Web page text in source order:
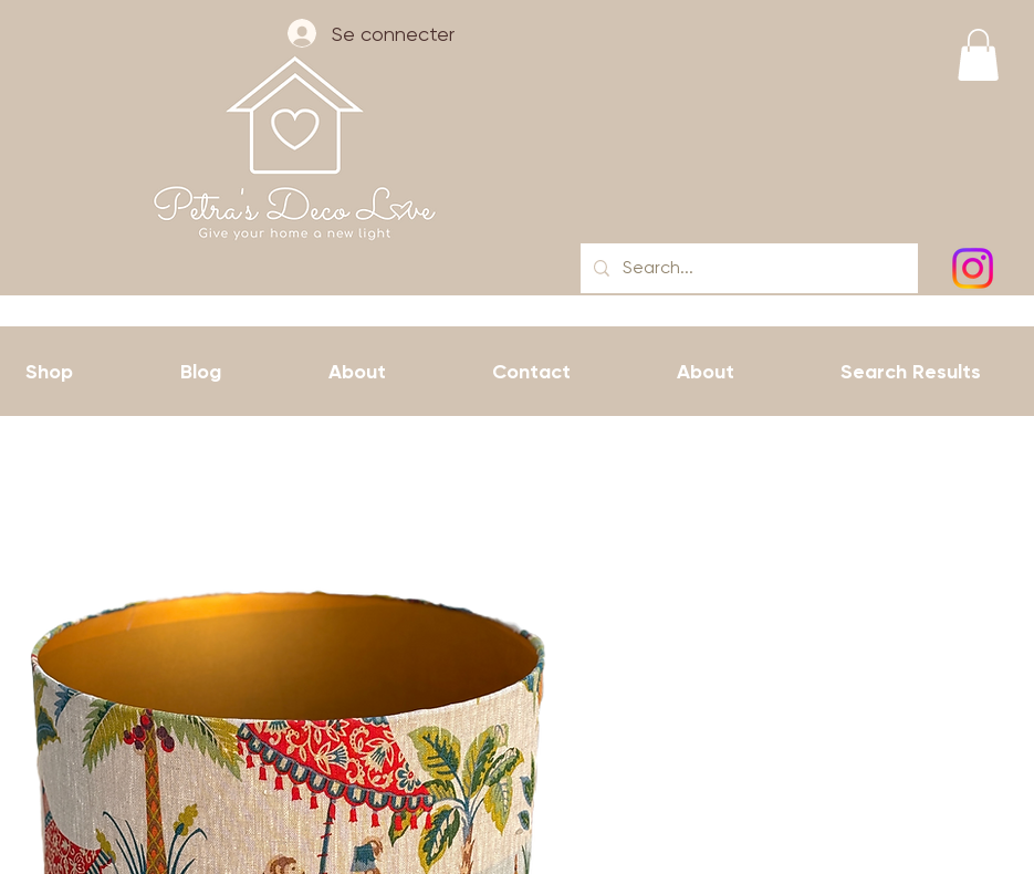
Se connecter
Shop Blog About Contact About Search Results